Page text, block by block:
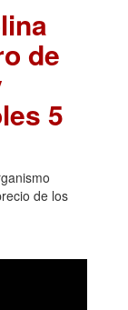
de
5
de los